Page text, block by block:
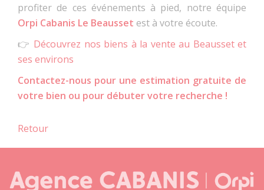
profiter de ces événements à pied, notre équipe
Orpi Cabanis Le Beausset est à votre écoute.
👉 Découvrez nos biens à la vente au Beausset et
ses environs
Contactez-nous pour une estimation gratuite de
votre bien ou pour débuter votre recherche !
Retour